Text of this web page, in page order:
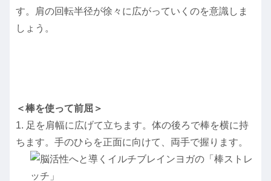
す。肩の回転半径が徐々に広がっていくのを意識しま
しょう。
＜棒を使って前屈＞
1. 足を肩幅に広げて立ちます。体の後ろで棒を横に持
ちます。手のひらを正面に向けて、両手で握ります。